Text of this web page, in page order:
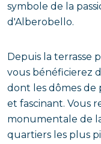
symbole de la
d'Alberobello.
Depuis la terrasse
vous bénéficierez
dont les dômes
et fascinant. Vous
monumentale de
quartiers les plus